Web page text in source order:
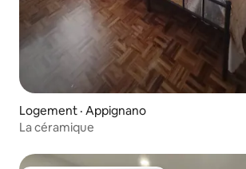
Logement · Appignano
La céramique